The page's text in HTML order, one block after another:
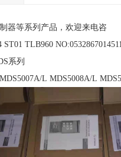
器等系列产品，欢迎来电咨
ST01 TLB960 NO:0532867014511
系列
L MDS5008A/L